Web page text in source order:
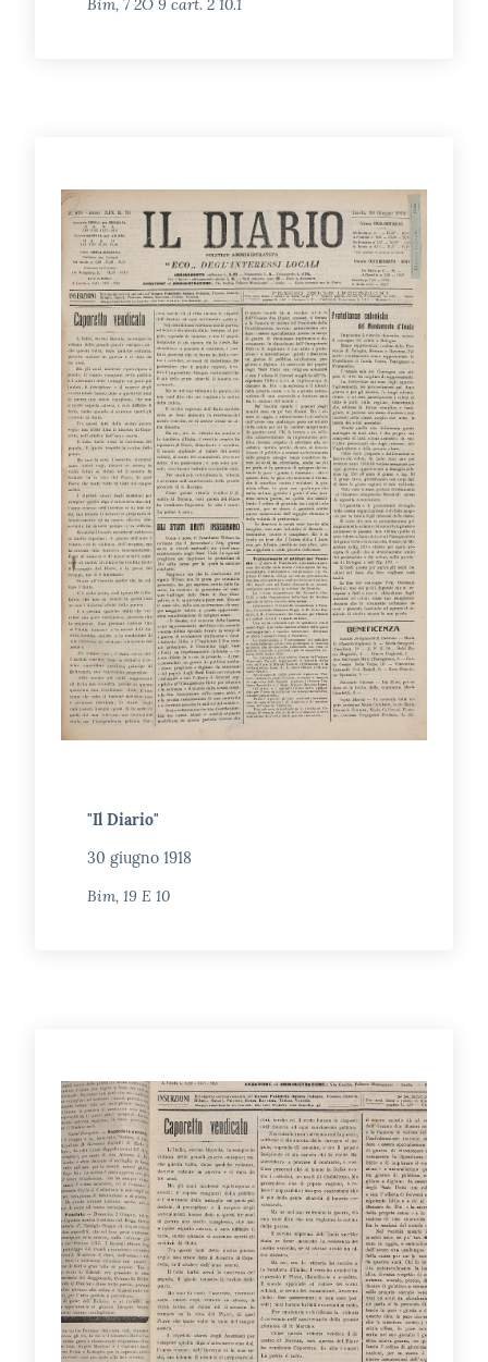
Bim, 7 2O 9 cart. 2 10.1
"Il Diario"
30 giugno 1918
Bim, 19 E 10